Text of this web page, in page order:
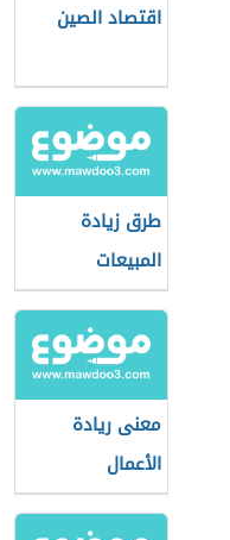
اقتصاد الصين
طرق زيادة
المبيعات
معنى ريادة
الأعمال